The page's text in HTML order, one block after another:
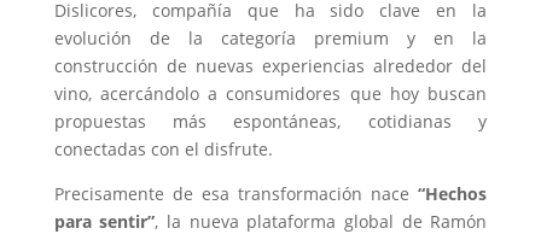
Dislicores, compañía que ha sido clave en la
evolución de la categoría premium y en la
construcción de nuevas experiencias alrededor del
vino, acercándolo a consumidores que hoy buscan
propuestas más espontáneas, cotidianas y
conectadas con el disfrute.
Precisamente de esa transformación nace“Hechos
para sentir”, la nueva plataforma global de Ramón